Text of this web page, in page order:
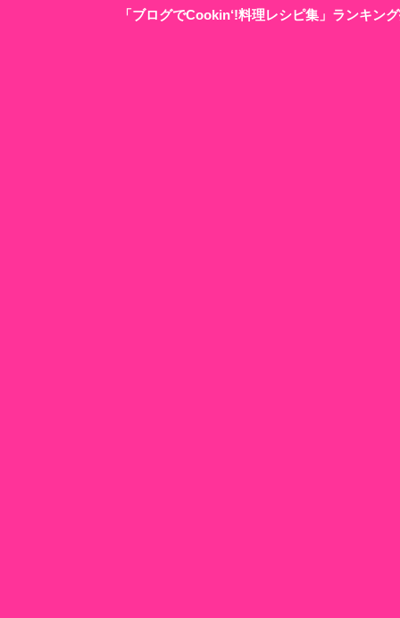
「ブログでCookin‘!料理レシピ集」ランキン